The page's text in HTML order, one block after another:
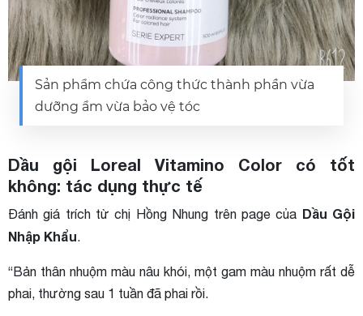
Sản phẩm chứa công thức thành phần vừa
dưỡng ẩm vừa bảo vệ tóc
Dầu gội Loreal Vitamino Color có tốt
không: tác dụng thực tế
Đánh giá trích từ chị Hồng Nhung trên page của Dầu Gội
Nhập Khẩu.
“Bản thân nhuộm màu nâu khói, một gam màu nhuộm rất dễ
phai, thường sau 1 tuần đã phai rồi.